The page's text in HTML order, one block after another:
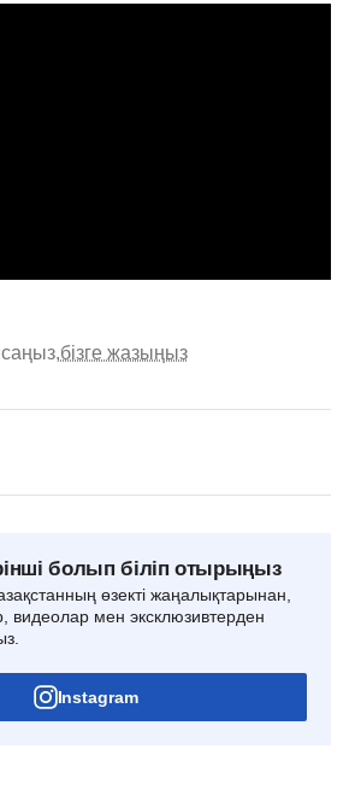
бізге жазыңыз
болып біліп отырыңыз
өзекті жаңалықтарынан,
видеолар мен эксклюзивтерден
Instagram